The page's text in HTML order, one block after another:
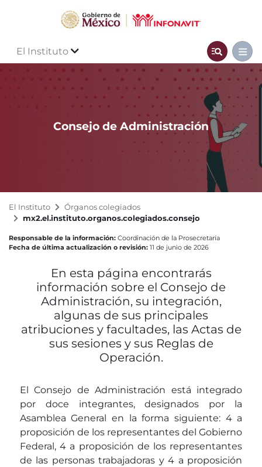
El Instituto
Consejo de Administración
El Instituto
Órganos colegiados
mx2.el.instituto.organos.colegiados.consejo
Responsable de la información: Coordinación de la Prosecretaría
Fecha de última actualización o revisión: 11 de junio de 2026
En esta página encontrarás
información sobre el Consejo de
Administración, su integración,
algunas de sus principales
atribuciones y facultades, las Actas de
sus sesiones y sus Reglas de
Operación.
El Consejo de Administración está integrado
por doce integrantes, designados por la
Asamblea General en la forma siguiente: 4 a
proposición de los representantes del Gobierno
Federal, 4 a proposición de los representantes
de las personas trabajadoras y 4 a proposición